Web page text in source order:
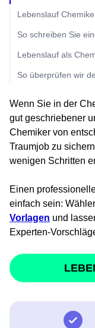
Lebenslauf
So schreiben Sie
Lebenslauf als
So überprüfen wir
Wenn Sie in der
gut geschriebener
Chemiker von
Traumjob zu
wenigen Schritten
Einen
einfach sein:
Vorlagen und
Experten-